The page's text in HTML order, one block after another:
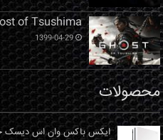
of Tsushima
1399-04-29
محصولات
ایکس باکس وان اس دیسک